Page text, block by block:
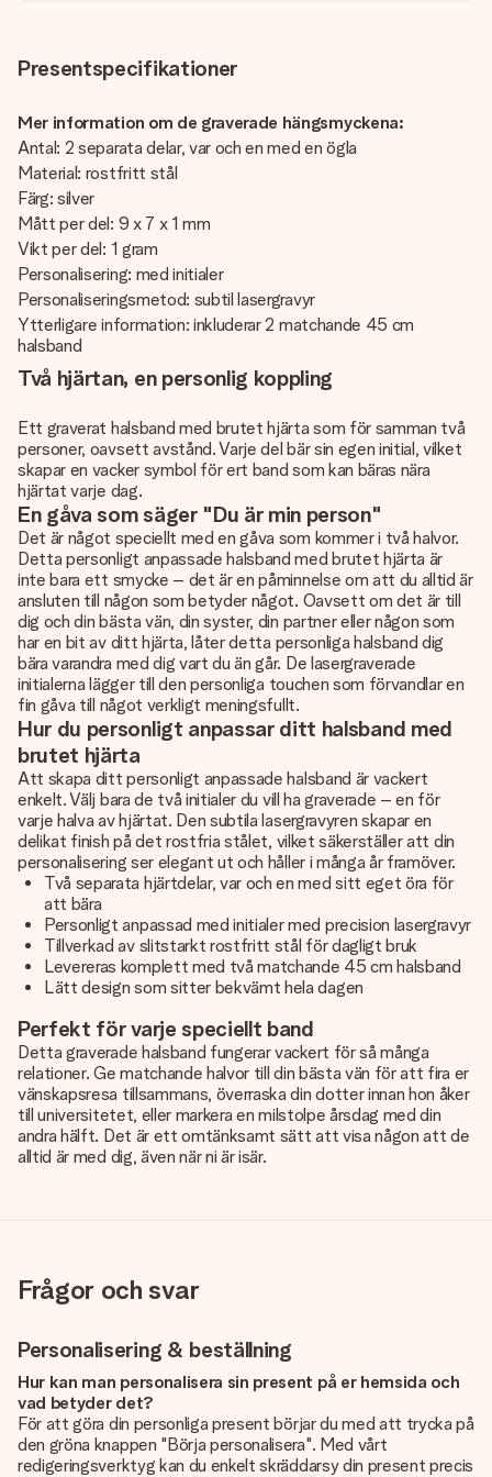
Presentspecifikationer
Mer information om de graverade hängsmyckena:
Antal: 2 separata delar, var och en med en ögla
Material: rostfritt stål
Färg: silver
Mått per del: 9 x 7 x 1 mm
Vikt per del: 1 gram
Personalisering: med initialer
Personaliseringsmetod: subtil lasergravyr
Ytterligare information: inkluderar 2 matchande 45 cm
halsband
Två hjärtan, en personlig koppling
Ett graverat halsband med brutet hjärta som för samman två
personer, oavsett avstånd. Varje del bär sin egen initial, vilket
skapar en vacker symbol för ert band som kan bäras nära
hjärtat varje dag.
En gåva som säger "Du är min person"
Det är något speciellt med en gåva som kommer i två halvor.
Detta personligt anpassade halsband med brutet hjärta är
inte bara ett smycke – det är en påminnelse om att du alltid är
ansluten till någon som betyder något. Oavsett om det är till
dig och din bästa vän, din syster, din partner eller någon som
har en bit av ditt hjärta, låter detta personliga halsband dig
bära varandra med dig vart du än går. De lasergraverade
initialerna lägger till den personliga touchen som förvandlar en
fin gåva till något verkligt meningsfullt.
Hur du personligt anpassar ditt halsband med
brutet hjärta
Att skapa ditt personligt anpassade halsband är vackert
enkelt. Välj bara de två initialer du vill ha graverade – en för
varje halva av hjärtat. Den subtila lasergravyren skapar en
delikat finish på det rostfria stålet, vilket säkerställer att din
personalisering ser elegant ut och håller i många år framöver.
Två separata hjärtdelar, var och en med sitt eget öra för
att bära
Personligt anpassad med initialer med precision lasergravyr
Tillverkad av slitstarkt rostfritt stål för dagligt bruk
Levereras komplett med två matchande 45 cm halsband
Lätt design som sitter bekvämt hela dagen
Perfekt för varje speciellt band
Detta graverade halsband fungerar vackert för så många
relationer. Ge matchande halvor till din bästa vän för att fira er
vänskapsresa tillsammans, överraska din dotter innan hon åker
till universitetet, eller markera en milstolpe årsdag med din
andra hälft. Det är ett omtänksamt sätt att visa någon att de
alltid är med dig, även när ni är isär.
Frågor och svar
Personalisering & beställning
Hur kan man personalisera sin present på er hemsida och
vad betyder det?
För att göra din personliga present börjar du med att trycka på
den gröna knappen "Börja personalisera". Med vårt
redigeringsverktyg kan du enkelt skräddarsy din present precis